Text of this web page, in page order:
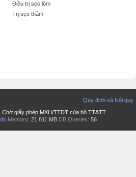
Điều trị sẹo lõm
Trị sẹo thâm
Quy định và Nội quy
giấy phép MXH/TTDT của bộ TT&TT.
Memory: 21.811 MB DB Queries: 56